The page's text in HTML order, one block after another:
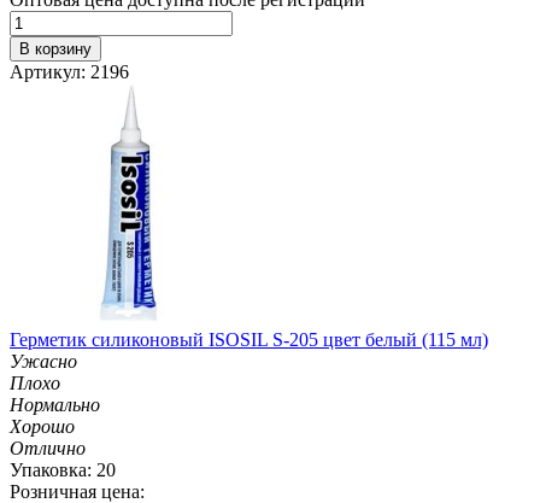
В корзину
Артикул: 2196
Герметик силиконовый ISOSIL S-205 цвет белый (115 мл)
Ужасно
Плохо
Нормально
Хорошо
Отлично
Упаковка: 20
Розничная цена: